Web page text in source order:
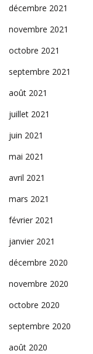
décembre 2021
novembre 2021
octobre 2021
septembre 2021
août 2021
juillet 2021
juin 2021
mai 2021
avril 2021
mars 2021
février 2021
janvier 2021
décembre 2020
novembre 2020
octobre 2020
septembre 2020
août 2020